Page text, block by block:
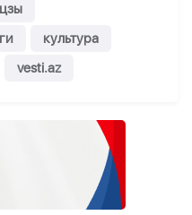
культура
vesti.az